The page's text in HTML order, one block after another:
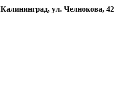
Калининград, ул. Челнокова, 42